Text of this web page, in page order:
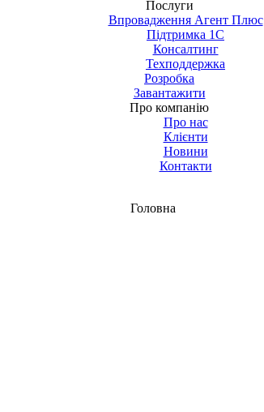
Послуги
Впровадження Агент Плюс
Підтримка 1С
Консалтинг
Техподдержка
Розробка
Завантажити
Про компанію
Про нас
Клієнти
Новини
Контакти
Головна